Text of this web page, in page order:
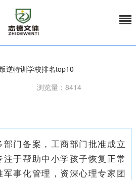
逆特训学校排名top10
浏览量：8414
门备案，工商部门批准成立
于帮助中小学孩子恢复正常
事化管理，资深心理专家团